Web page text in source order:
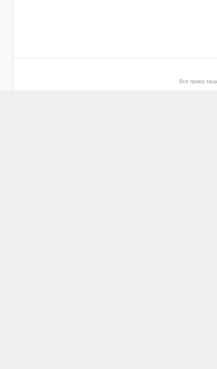
Все права